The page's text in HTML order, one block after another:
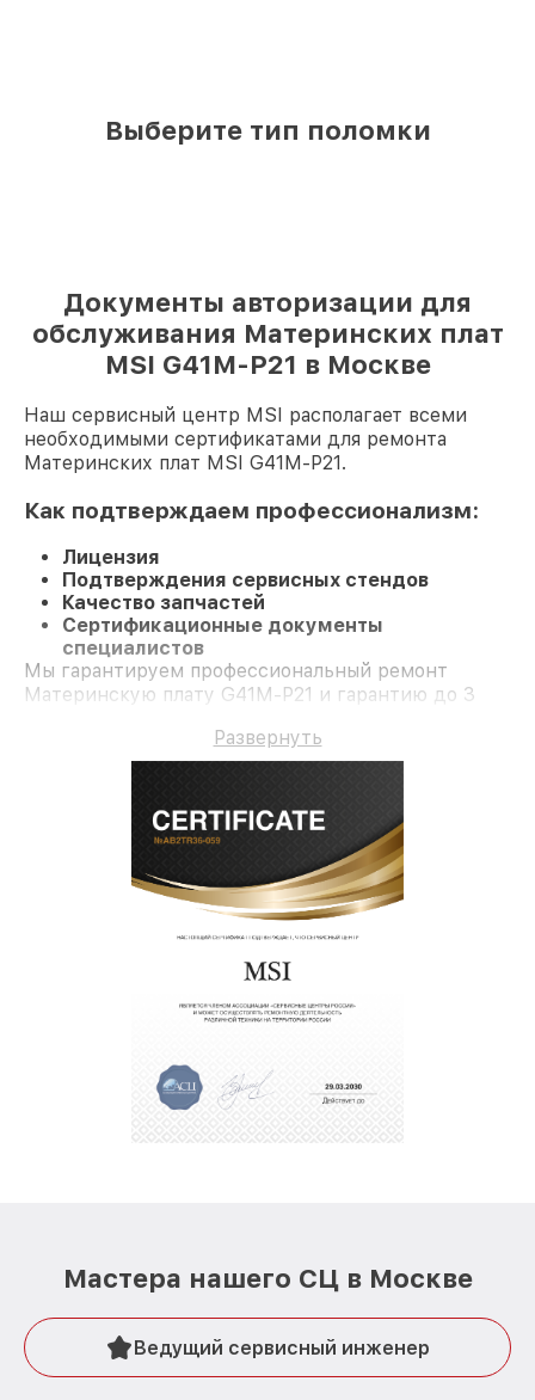
Выберите тип поломки
Документы авторизации для
обслуживания Материнских плат
MSI G41M-P21 в Москве
Наш сервисный центр MSI располагает всеми
необходимыми сертификатами для ремонта
Материнских плат MSI G41M-P21.
Как подтверждаем профессионализм:
Лицензия
Подтверждения сервисных стендов
Качество запчастей
Сертификационные документы
специалистов
Мы гарантируем профессиональный ремонт
Материнскую плату G41M-P21 и гарантию до 3
Развернуть
Мастера нашего СЦ в Москве
Ведущий сервисный инженер